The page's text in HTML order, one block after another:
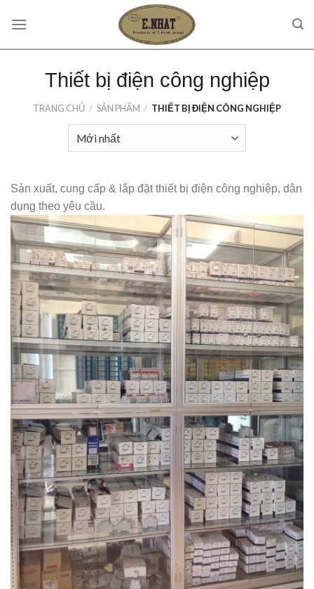
Thiết bị điện công nghiệp
TRANG CHỦ / SẢN PHẨM / THIẾT BỊ ĐIỆN CÔNG NGHIỆP
Sản xuất, cung cấp & lắp đặt thiết bị điện công nghiệp, dân
dụng theo yêu cầu.